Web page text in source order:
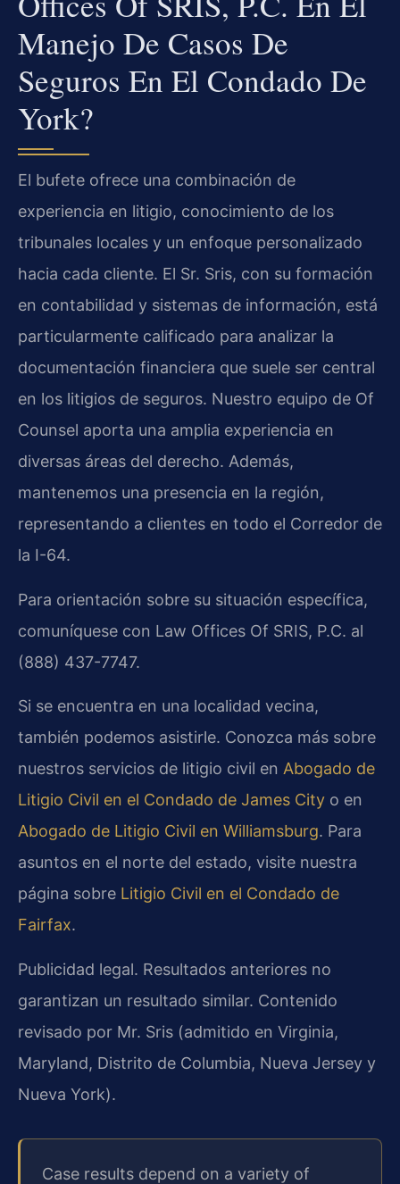
Manejo De Casos De
Seguros En El Condado De
York?
El bufete ofrece una combinación de
experiencia en litigio, conocimiento de los
tribunales locales y un enfoque personalizado
hacia cada cliente. El Sr. Sris, con su formación
en contabilidad y sistemas de información, está
particularmente calificado para analizar la
documentación financiera que suele ser central
en los litigios de seguros. Nuestro equipo de Of
Counsel aporta una amplia experiencia en
diversas áreas del derecho. Además,
mantenemos una presencia en la región,
representando a clientes en todo el Corredor de
la I-64.
Para orientación sobre su situación específica,
comuníquese con Law Offices Of SRIS, P.C. al
(888) 437-7747.
Si se encuentra en una localidad vecina,
también podemos asistirle. Conozca más sobre
nuestros servicios de litigio civil en Abogado de
Litigio Civil en el Condado de James City o en
Abogado de Litigio Civil en Williamsburg. Para
asuntos en el norte del estado, visite nuestra
página sobre Litigio Civil en el Condado de
Fairfax.
Publicidad legal. Resultados anteriores no
garantizan un resultado similar. Contenido
revisado por Mr. Sris (admitido en Virginia,
Maryland, Distrito de Columbia, Nueva Jersey y
Nueva York).
Case results depend on a variety of